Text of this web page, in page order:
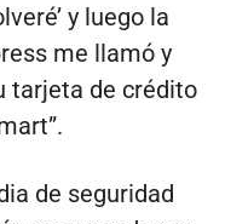
y luego la
me llamó y
tarjeta de crédito
de seguridad